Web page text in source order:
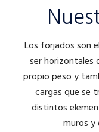
Los forjados son
ser horizontales
propio peso y
cargas que se
distintos
muros y